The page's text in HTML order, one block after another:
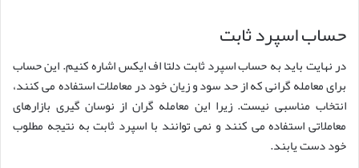
حساب اسپرد ثابت
در نهایت باید به حساب اسپرد ثابت دلتا اف ایکس اشاره کنیم. این حساب
برای معامله گرانی که از حد سود و زیان خود در معاملات استفاده می کنند،
انتخاب مناسبی نیست. زیرا این معامله گران از نوسان گیری بازارهای
معاملاتی استفاده می کنند و نمی توانند با اسپرد ثابت به نتیجه مطلوب
خود دست یابند.